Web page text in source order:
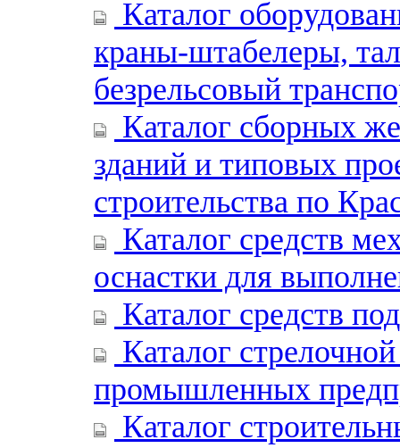
Каталог
краны-штабелеры,
безрельсовый
Каталог сборных
зданий и типовых
строительства по
Каталог средств
оснастки для
Каталог средств
Каталог
промышленных
Каталог